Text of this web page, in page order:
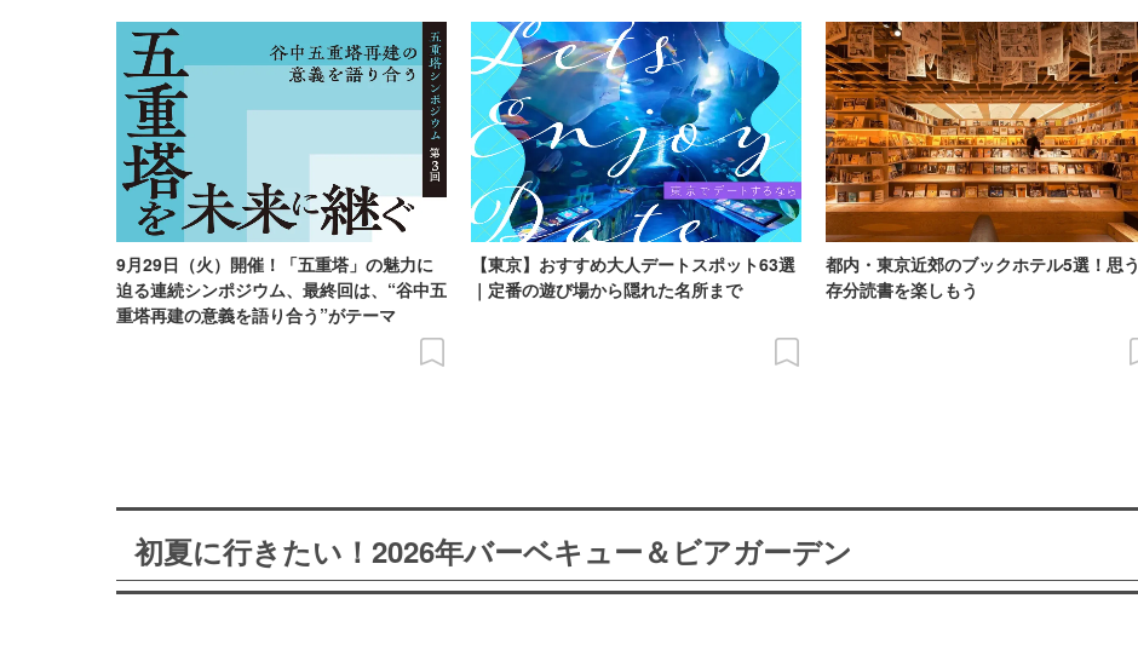
9月29日（火）開催！「五重塔」の魅力に
迫る連続シンポジウム、最終回は、“谷中五
重塔再建の意義を語り合う”がテーマ
【東京】おすすめ大人デートスポット63選
｜定番の遊び場から隠れた名所まで
都内・東京近郊のブックホテル5選！思う
存分読書を楽しもう
初夏に行きたい！2026年バーベキュー＆ビアガーデン